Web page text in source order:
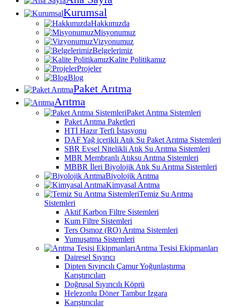
Kurumsal
Hakkımızda
Misyonumuz
Vizyonumuz
Belgelerimiz
Kalite Politikamız
Projeler
Blog
Paket Arıtma
Arıtma
Paket Arıtma Sistemleri
Paket Arıtma Paketleri
HTİ Hazır Terfi İstasyonu
DAF Yağ içerikli Atık Su Paket Arıtma Sistemleri
SBR Evsel Nitelikli Atık Su Arıtma Sistemleri
MBR Membranlı Atıksu Arıtma Sistemleri
MBBR İleri Biyolojik Atık Su Arıtma Sistemleri
Biyolojik Arıtma
Kimyasal Arıtma
Temiz Su Arıtma
Sistemleri
Aktif Karbon Filtre Sistemleri
Kum Filtre Sistemleri
Ters Osmoz (RO) Arıtma Sistemleri
Yumuşatma Sistemleri
Arıtma Tesisi Ekipmanları
Dairesel Sıyırıcı
Dipten Sıyırıcılı Çamur Yoğunlaştırma
Karıştırıcıları
Doğrusal Sıyırıcılı Köprü
Helezonlu Döner Tambur Izgara
Karıştırıcılar